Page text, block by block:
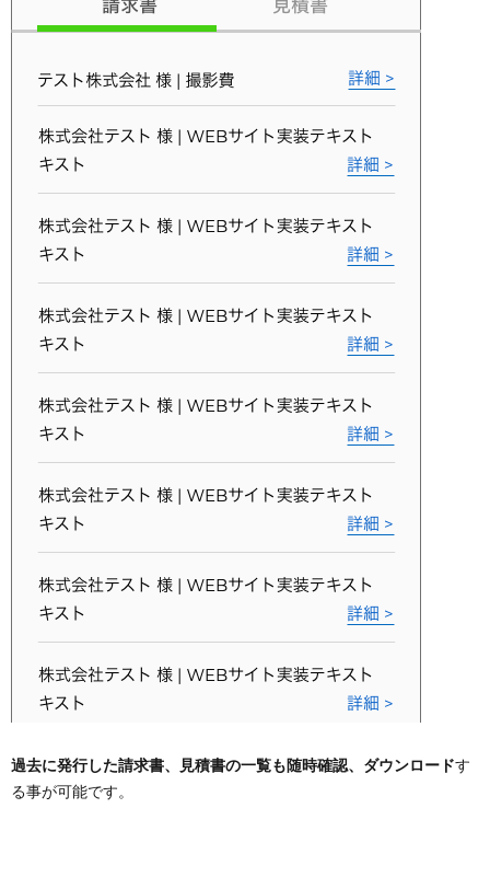
過去に発行した請求書、見積書の一覧も随時確認、ダウンロードす
る事が可能です。